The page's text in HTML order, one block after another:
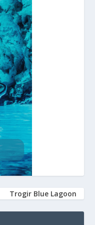
Trogir Blue Lagoon